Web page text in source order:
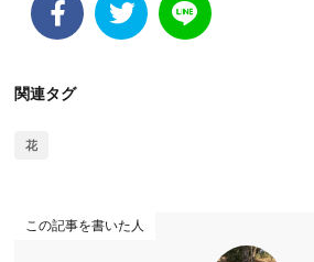
関連タグ
花
この記事を書いた人